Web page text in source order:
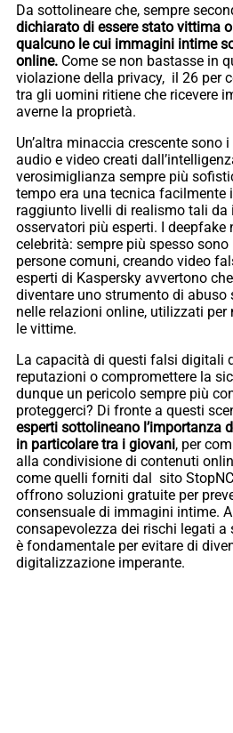
Da sottolineare che, sempre
dichiarato di essere stato vittima
qualcuno le cui immagini intime
online. Come se non bastasse in
violazione della privacy, il 26 per
tra gli uomini ritiene che ricevere
averne la proprietà.
Un’altra minaccia crescente sono
audio e video creati
verosimiglianza sempre più
tempo era una tecnica facilmente
raggiunto livelli di realismo tali da
osservatori più esperti. I
celebrità: sempre più spesso
persone comuni, creando video
esperti di Kaspersky avvertono
diventare uno strumento di abuso
nelle relazioni online, utilizzati
le vittime.
La capacità di questi falsi digitali
reputazioni o compromettere la
dunque un pericolo sempre più
proteggerci? Di fronte a questi
esperti sottolineano l’importanza
in particolare tra i giovani, per
alla condivisione di contenuti
come quelli forniti dal sito
offrono soluzioni gratuite per
consensuale di immagini intime.
consapevolezza dei rischi legati a
è fondamentale per evitare di
digitalizzazione imperante.